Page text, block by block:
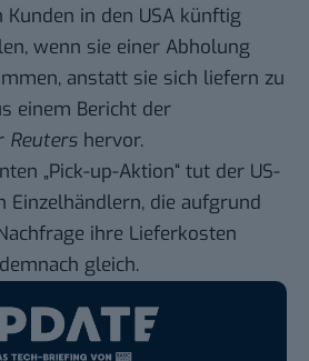
in den USA künftig
wenn sie einer Abholung
anstatt sie sich liefern zu
einem Bericht der
Reuters hervor.
„Pick-up-Aktion“ tut der US-
Einzelhändlern, die aufgrund
ihre Lieferkosten
gleich.